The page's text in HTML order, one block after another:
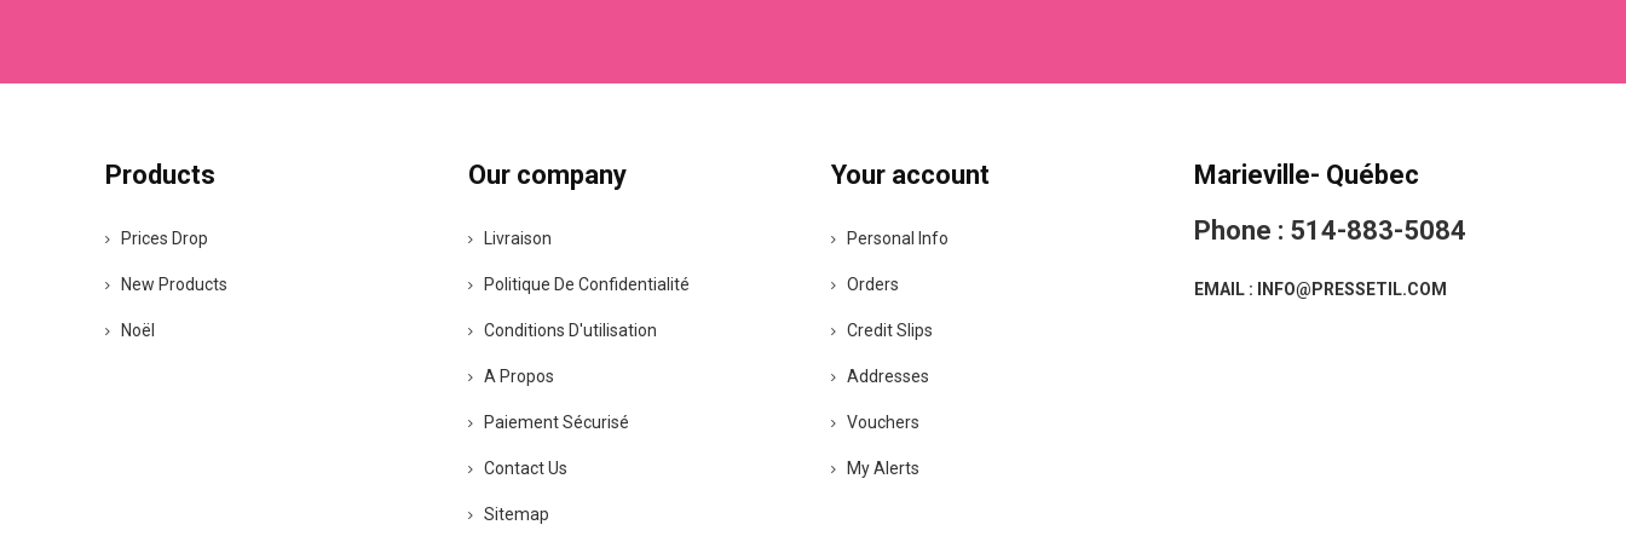
Products
Prices Drop
New Products
Noël
Our company
Livraison
Politique De Confidentialité
Conditions D'utilisation
A Propos
Paiement Sécurisé
Contact Us
Sitemap
Your account
Personal Info
Orders
Credit Slips
Addresses
Vouchers
My Alerts
Marieville- Québec
Phone : 514-883-5084
EMAIL : INFO@PRESSETIL.COM